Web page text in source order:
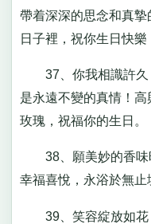
帶着深深的思念和真
日子裡，祝你生日快樂
37、你我相識許久
是永遠不變的真情！
玫瑰，祝福你的生日。
38、願美妙的香味
幸福喜悅，永浴於無止
39、笑容綻放如花